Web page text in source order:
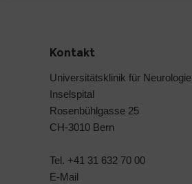
Kontakt
Universitätsklinik für Neurologie
Inselspital
Rosenbühlgasse 25
CH-3010 Bern
Tel. +41 31 632 70 00
E-Mail